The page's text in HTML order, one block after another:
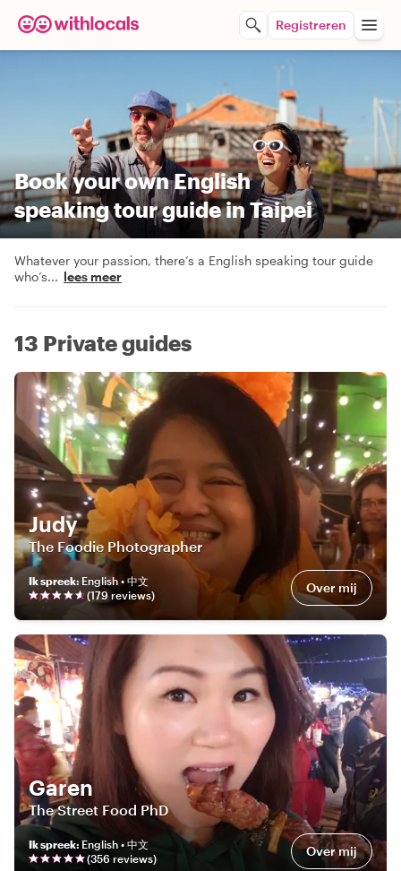
Registreren
Book your own English
speaking tour guide in Taipei
Whatever your passion, there’s a English speaking tour guide
who’s... lees meer
13 Private guides
Judy
The Foodie Photographer
Ik spreek: English • 中文
(179 reviews) Over mij
Garen
The Street Food PhD
Ik spreek: English • 中文
(356 reviews) Over mij